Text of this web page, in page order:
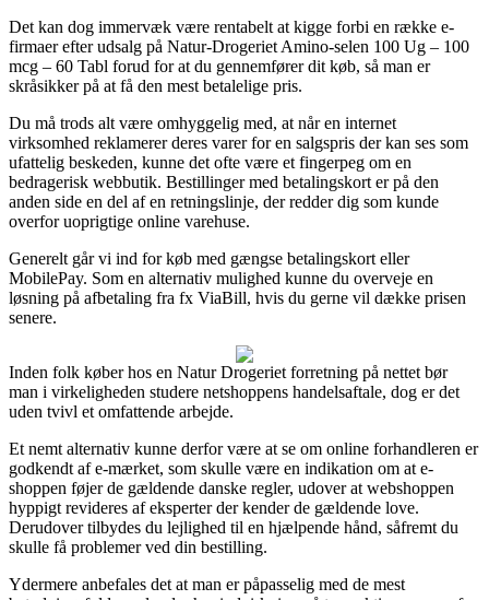
Det kan dog immervæk være rentabelt at kigge forbi en række e-
firmaer efter udsalg på Natur-Drogeriet Amino-selen 100 Ug – 100
mcg – 60 Tabl forud for at du gennemfører dit køb, så man er
skråsikker på at få den mest betalelige pris.
Du må trods alt være omhyggelig med, at når en internet
virksomhed reklamerer deres varer for en salgspris der kan ses som
ufattelig beskeden, kunne det ofte være et fingerpeg om en
bedragerisk webbutik. Bestillinger med betalingskort er på den
anden side en del af en retningslinje, der redder dig som kunde
overfor uoprigtige online varehuse.
Generelt går vi ind for køb med gængse betalingskort eller
MobilePay. Som en alternativ mulighed kunne du overveje en
løsning på afbetaling fra fx ViaBill, hvis du gerne vil dække prisen
senere.
Inden folk køber hos en Natur Drogeriet forretning på nettet bør
man i virkeligheden studere netshoppens handelsaftale, dog er det
uden tvivl et omfattende arbejde.
Et nemt alternativ kunne derfor være at se om online forhandleren er
godkendt af e-mærket, som skulle være en indikation om at e-
shoppen føjer de gældende danske regler, udover at webshoppen
hyppigt revideres af eksperter der kender de gældende love.
Derudover tilbydes du lejlighed til en hjælpende hånd, såfremt du
skulle få problemer ved din bestilling.
Ydermere anbefales det at man er påpasselig med de mest